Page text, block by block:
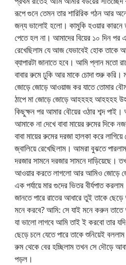
রূপে গুনে তেমন তার শারিরিক গঠন আর
জন্য ভালোই হলো। কামুকি হওয়ার কারনে
পেতে হল না। আমাদের বিয়ের ১০ দিন পর
রেখেছিলাম যে আজ যেভাবেই হোক তাকে
ব্যাপারটা জানাতে হবে। আমি প্লান মতো
বাবার রুমে ঢুকি আর মাকে চোদা শুরু করি।
জোড়ে জোড়ে আওয়াজ কর যাতে তোমার
ঠাপে মা জোড়ে জোড়ে আহহহহ আহহহহ
কিছুক্ষন পর আমার বৌয়ের ওঠার শব্দ পাই।
আমাকে না দেখে বাবা মায়ের রুমের দিকে
বাবা মায়ের রুমের দরজা হালকা করে
জ্বালিয়ে রেখেছিলাম। আমরা বুঝতে
দরজার সামনে দরজার সামনে
আওয়ার করতে লাগলো আর আমিও জোড়ে
এক পর্যায়ে মার গুদের ভিতর বীর্যপাত
জানতে পারে রাতের আধারে তুই তাকে
মনে করবে? আমি: সে যাই মনে করুন
যা ভালো লাগবে আমি তাই ই করবো তার
ছেড়ে চলে যেতে পারে তাকে শুনিয়েই
রুম থেকে বের হচ্ছিলাম তখন সে দৌড়ে
পড়ল।